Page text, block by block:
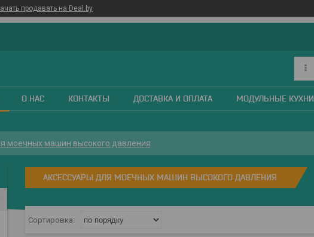
продавать на Deal.by
О НАС КОНТАКТЫ ДОСТАВКА И ОПЛАТА МОДУЛЬНЫЕ КУХНИ
моечных машин высокого давления
АКСЕССУАРЫ ДЛЯ МОЕЧНЫХ МАШИН ВЫСОКОГО ДАВЛЕНИЯ